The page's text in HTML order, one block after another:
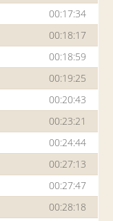
00:17:34
00:18:17
00:18:59
00:19:25
00:20:43
00:23:21
00:24:44
00:27:13
00:27:47
00:28:18